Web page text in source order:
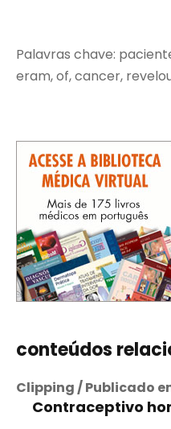
Palavras chave:
eram, of, cancer,
conteúdos
Clipping / Publicado
Contraceptivo